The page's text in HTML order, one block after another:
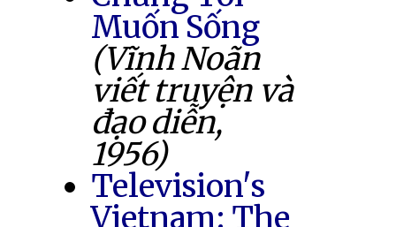
Muốn Sống
(Vĩnh Noãn
viết truyện và
đạo diễn,
1956)
Television's
Vietnam: The